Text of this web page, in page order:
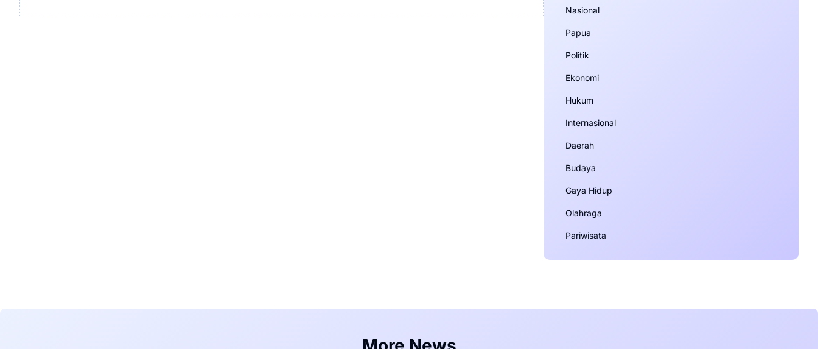
Nasional
Papua
Politik
Ekonomi
Hukum
Internasional
Daerah
Budaya
Gaya Hidup
Olahraga
Pariwisata